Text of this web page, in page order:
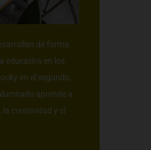
de forma
educativa en los
en el segundo,
aprende a
creatividad y el